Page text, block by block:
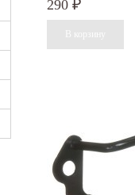
290 ₽